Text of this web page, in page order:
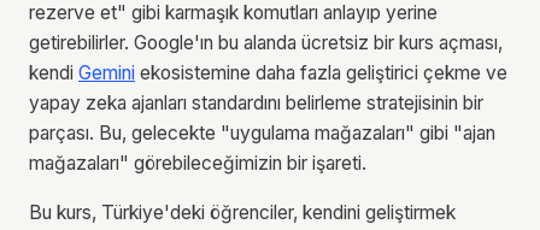
rezerve et" gibi karmaşık komutları anlayıp yerine
getirebilirler. Google'ın bu alanda ücretsiz bir kurs açması,
kendi Gemini ekosistemine daha fazla geliştirici çekme ve
yapay zeka ajanları standardını belirleme stratejisinin bir
parçası. Bu, gelecekte "uygulama mağazaları" gibi "ajan
mağazaları" görebileceğimizin bir işareti.
Bu kurs, Türkiye'deki öğrenciler, kendini geliştirmek